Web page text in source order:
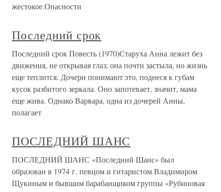
жестокое.Опасности
Последний срок
Последний срок Повесть (1970)Старуха Анна лежит без
движения, не открывая глаз; она почти застыла, но жизнь
еще теплится. Дочери понимают это, поднеся к губам
кусок разбитого зеркала. Оно запотевает, значит, мама
еще жива. Однако Варвара, одна из дочерей Анны,
полагает
ПОСЛЕДНИЙ ШАНС
ПОСЛЕДНИЙ ШАНС «Последний Шанс» был
образован в 1974 г. певцом и гитаристом Владимиром
Щукиным и бывшим барабанщиком группы «Рубиновая